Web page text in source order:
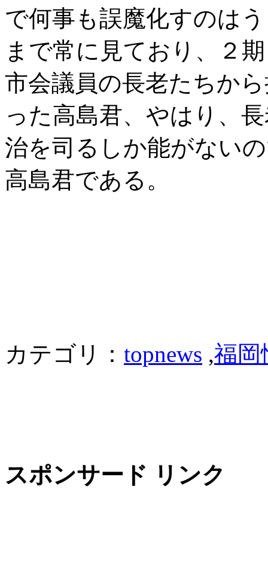
で何事も誤魔化すのは
まで常に見ており、２
市会議員の長老たちか
った高島君、やはり、
治を司るしか能がない
高島君である。
カテゴリ： topnews ,福岡
スポンサード リンク